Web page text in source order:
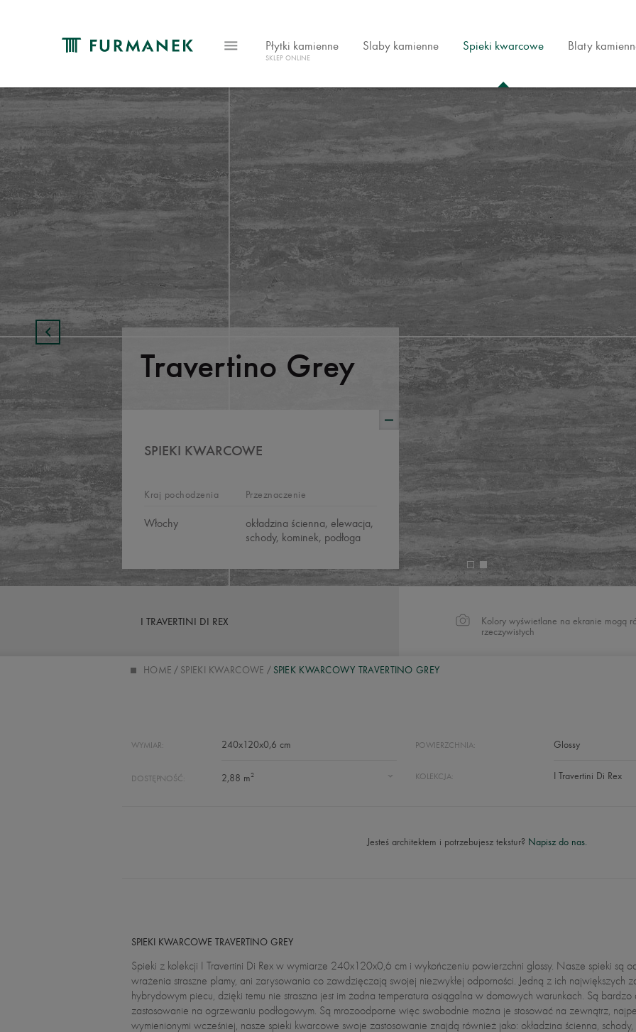
Płytki kamienne
SKLEP ONLINE
Slaby kamienne Spieki kwarcowe Blaty
Travertino Grey
SPIEKI KWARCOWE
Kraj pochodzenia
Włochy
Przeznaczenie
okładzina ścienna, elewacja,
schody, kominek, podłoga
I TRAVERTINI DI REX
Kolory wyświetlane na ekranie mogą
rzeczywistych
HOME SPIEKI KWARCOWE SPIEK KWARCOWY TRAVERTINO GREY
WYMIAR: 240x120x0,6 cm
DOSTĘPNOŚĆ: 2,88 m2
POWIERZCHNIA: Glossy
KOLEKCJA: I Travertini Di Rex
Jesteś architektem i potrzebujesz tekstur? Napisz do nas.
SPIEKI KWARCOWE TRAVERTINO GREY
Spieki z kolekcji I Travertini Di Rex w wymiarze 240x120x0,6 cm i wykończeniu powierzchni glossy. Nasze spieki są
wrażenia straszne plamy, ani zarysowania co zawdzięczają swojej niezwykłej odporności. Jedną z ich największych
hybrydowym piecu, dzięki temu nie straszna jest im żadna temperatura osiągalna w domowych warunkach. Są
zastosowanie na ogrzewaniu podłogowym. Są mrozoodporne więc swobodnie można je stosować na zewnątrz,
wymienionymi wcześniej, nasze spieki kwarcowe swoje zastosowanie znajdą również jako: okładzina ścienna, schody,